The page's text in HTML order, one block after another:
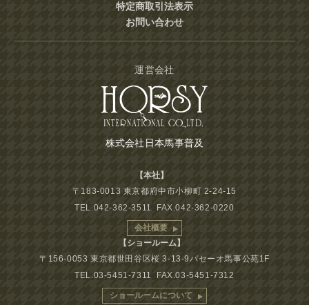
特定商取引法表示
お問い合わせ
運営会社
株式会社日本馬事普及
【本社】
〒183-0013 東京都府中市小柳町 2-24-15
TEL.042-362-3511 FAX.042-362-0220
会社概要
【ショールーム】
〒156-0053 東京都世田谷区桜 3-13-9パセーオ馬事公苑1F
TEL.03-5451-7311 FAX.03-5451-7312
ショールームについて